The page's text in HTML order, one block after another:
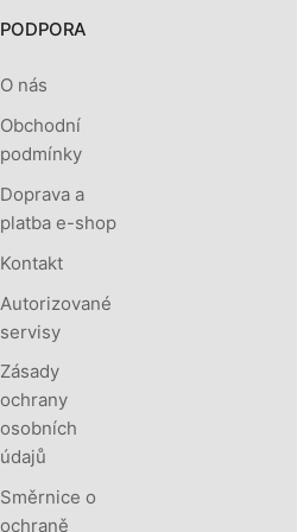
PODPORA
O nás
Obchodní
podmínky
Doprava a
platba e-shop
Kontakt
Autorizované
servisy
Zásady
ochrany
osobních
údajů
Směrnice o
ochraně